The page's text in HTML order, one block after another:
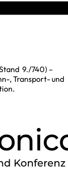
9./740) –
, Transport- und